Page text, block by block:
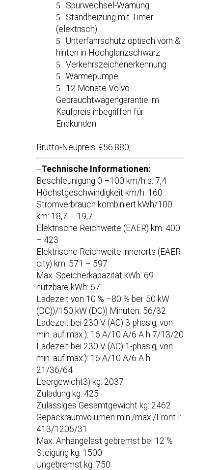
Spurwechsel-Warnung
Standheizung mit Timer
(elektrisch)
Unterfahrschutz optisch vorn &
hinten in Hochglanzschwarz
Verkehrszeichenerkennung
Wärmepumpe
12 Monate Volvo
Gebrauchtwagengarantie im
Kaufpreis inbegriffen für
Endkunden
Brutto-Neupreis: €56.880,
--Technische Informationen:
Beschleunigung 0 –100 km/h s: 7,4
Höchstgeschwindigkeit km/h: 160
Stromverbrauch kombiniert kWh/100
km: 18,7 – 19,7
Elektrische Reichweite (EAER) km: 400
– 423
Elektrische Reichweite innerorts (EAER
city) km: 571 – 597
Max. Speicherkapazität kWh: 69
nutzbare kWh: 67
Ladezeit von 10 % –80 % bei: 50 kW
(DC))/150 kW (DC)) Minuten: 56/32
Ladezeit bei 230 V (AC) 3-phasig, von
min. auf max.): 16 A/10 A/6 A h 7/13/20
Ladezeit bei 230 V (AC) 1-phasig, von
min. auf max.): 16 A/10 A/6 A h
21/36/64
Leergewicht3) kg: 2037
Zuladung kg: 425
Zulässiges Gesamtgewicht kg: 2462
Gepäckraumvolumen min./max./Front l:
413/1205/31
Max. Anhängelast gebremst bei 12 %
Steigung kg: 1500
Ungebremst kg: 750